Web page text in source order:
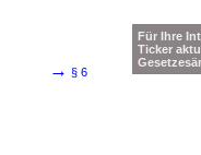
→ § 6
Für Ihre
Ticker